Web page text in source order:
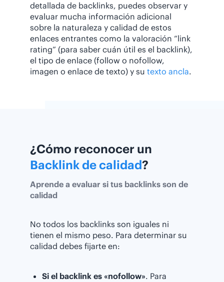
detallada de backlinks, puedes observar y
evaluar mucha información adicional
sobre la naturaleza y calidad de estos
enlaces entrantes como la valoración “link
rating” (para saber cuán útil es el backlink),
el tipo de enlace (follow o nofollow,
imagen o enlace de texto) y su texto ancla.
¿Cómo reconocer un
Backlink de calidad?
Aprende a evaluar si tus backlinks son de
calidad
No todos los backlinks son iguales ni
tienen el mismo peso. Para determinar su
calidad debes fijarte en:
Si el backlink es «nofollow». Para